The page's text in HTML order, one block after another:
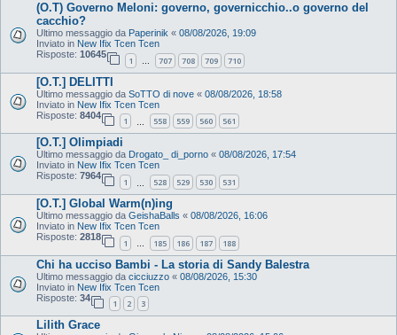
(O.T) Governo Meloni: governo, governicchio..o governo del
cacchio?
Ultimo messaggio da Paperinik « 08/08/2026, 19:09
Inviato in New Ifix Tcen Tcen
Risposte: 10645
1 … 707 708 709 710
[O.T.] DELITTI
Ultimo messaggio da SoTTO di nove « 08/08/2026, 18:58
Inviato in New Ifix Tcen Tcen
Risposte: 8404
1 558 559 560 561
[O.T.] Olimpiadi
Ultimo messaggio da Drogato_ di_porno « 08/08/2026, 17:54
Inviato in New Ifix Tcen Tcen
Risposte: 7964
1 528 529 530 531
[O.T.] Global Warm(n)ing
Ultimo messaggio da GeishaBalls « 08/08/2026, 16:06
Inviato in New Ifix Tcen Tcen
Risposte: 2818
1 … 185 186 187 188
Chi ha ucciso Bambi - La storia di Sandy Balestra
Ultimo messaggio da cicciuzzo « 08/08/2026, 15:30
Inviato in New Ifix Tcen Tcen
Risposte: 34
1 2 3
Lilith Grace